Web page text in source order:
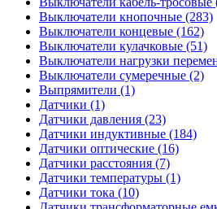
Выключатели кнопочные (283)
Выключатели концевые (162)
Выключатели кулачковые (51)
Выключатели нагрузки
Выключатели сумеречные (2)
Выпрямители (1)
Датчики (1)
Датчики давления (23)
Датчики индуктивные (184)
Датчики оптические (16)
Датчики расстояния (7)
Датчики температуры (1)
Датчики тока (10)